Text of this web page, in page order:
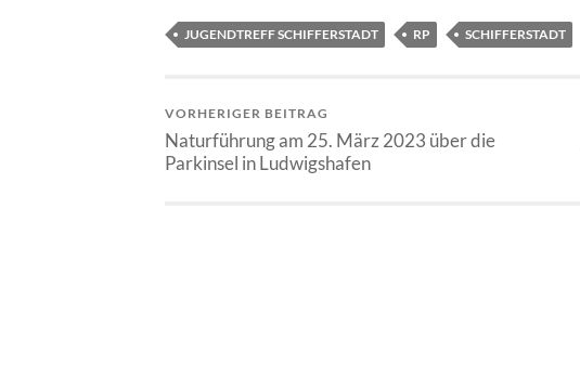
JUGENDTREFF SCHIFFERSTADT RP SCHIFFERSTADT
VORHERIGER BEITRAG
Naturführung am 25. März 2023 über die
Parkinsel in Ludwigshafen